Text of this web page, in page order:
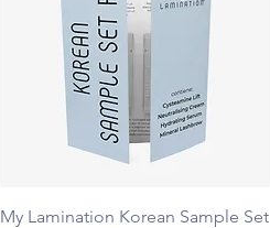
Ātrais skats
My Lamination Korean Sample Set